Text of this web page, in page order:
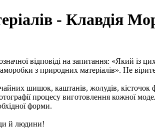
- Клавдія
відповіді на запитання: «Який із
з природних матеріалів». Не
шишок, каштанів, жолудів, кісточок
процесу виготовлення кожної
форми.
й людини!